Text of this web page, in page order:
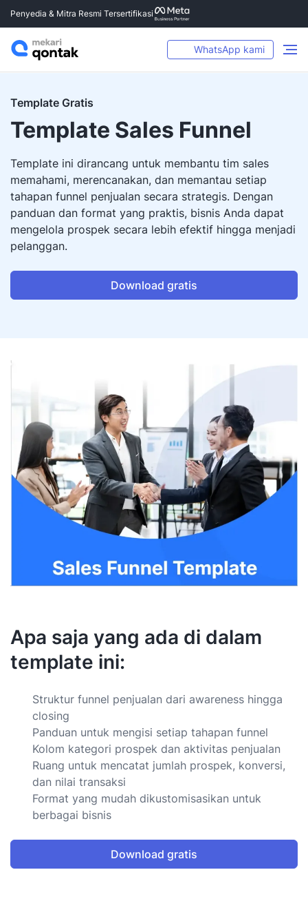
Penyedia & Mitra Resmi Tersertifikasi
WhatsApp kami
Template Gratis
Template Sales Funnel
Template ini dirancang untuk membantu tim sales
memahami, merencanakan, dan memantau setiap
tahapan funnel penjualan secara strategis. Dengan
panduan dan format yang praktis, bisnis Anda dapat
mengelola prospek secara lebih efektif hingga menjadi
pelanggan.
Download gratis
Apa saja yang ada di dalam
template ini:
Struktur funnel penjualan dari awareness hingga
closing
Panduan untuk mengisi setiap tahapan funnel
Kolom kategori prospek dan aktivitas penjualan
Ruang untuk mencatat jumlah prospek, konversi,
dan nilai transaksi
Format yang mudah dikustomisasikan untuk
berbagai bisnis
Download gratis